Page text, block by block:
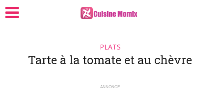
PLATS
Tarte à la tomate et au chèvre
ANNONCE